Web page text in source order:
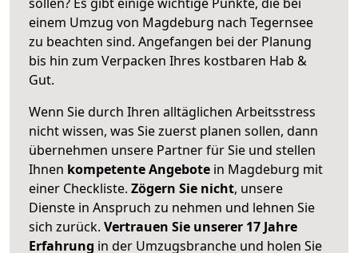
einem Umzug von Magdeburg nach Tegernsee
zu beachten sind. Angefangen bei der Planung
bis hin zum Verpacken Ihres kostbaren Hab &
Gut.
Wenn Sie durch Ihren alltäglichen Arbeitsstress
nicht wissen, was Sie zuerst planen sollen, dann
übernehmen unsere Partner für Sie und stellen
Ihnen kompetente Angebote in Magdeburg mit
einer Checkliste. Zögern Sie nicht, unsere
Dienste in Anspruch zu nehmen und lehnen Sie
sich zurück. Vertrauen Sie unserer 17 Jahre
Erfahrung in der Umzugsbranche und holen Sie